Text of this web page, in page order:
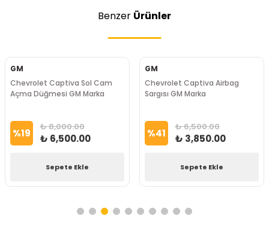
Benzer Ürünler
GM
Chevrolet Captiva Sol Cam
Açma Düğmesi GM Marka
%19 ₺ 8,000.00
₺ 6,500.00
Sepete Ekle
GM
Chevrolet Captiva Airbag
Sargısı GM Marka
%41 ₺ 6,500.00
₺ 3,850.00
Sepete Ekle